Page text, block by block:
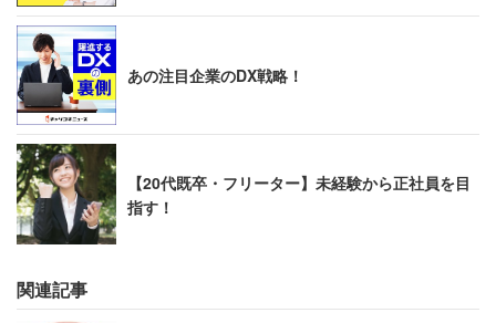
あの注目企業のDX戦略！
【20代既卒・フリーター】未経験から正社員を目
指す！
関連記事